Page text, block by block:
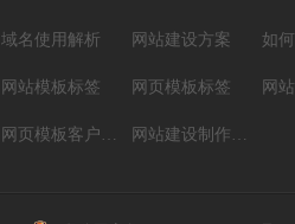
域名使用解析 网站建设方案 如
网站模板标签 网页模板标签
网页模板客户案例 网站建设制作知识